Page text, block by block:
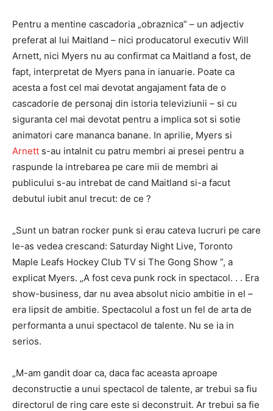
Pentru a mentine cascadoria „obraznica” – un adjectiv
preferat al lui Maitland – nici producatorul executiv Will
Arnett, nici Myers nu au confirmat ca Maitland a fost, de
fapt, interpretat de Myers pana in ianuarie. Poate ca
acesta a fost cel mai devotat angajament fata de o
cascadorie de personaj din istoria televiziunii – si cu
siguranta cel mai devotat pentru a implica sot si sotie
animatori care mananca banane. In aprilie, Myers si
Arnett s-au intalnit cu patru membri ai presei pentru a
raspunde la intrebarea pe care mii de membri ai
publicului s-au intrebat de cand Maitland si-a facut
debutul iubit anul trecut: de ce ?
„Sunt un batran rocker punk si erau cateva lucruri pe care
le-as vedea crescand: Saturday Night Live, Toronto
Maple Leafs Hockey Club TV si The Gong Show ”, a
explicat Myers. „A fost ceva punk rock in spectacol. . . Era
show-business, dar nu avea absolut nicio ambitie in el –
era lipsit de ambitie. Spectacolul a fost un fel de arta de
performanta a unui spectacol de talente. Nu se ia in
serios.
„M-am gandit doar ca, daca fac aceasta aproape
deconstructie a unui spectacol de talente, ar trebui sa fiu
directorul de ring care este si deconstruit. Ar trebui sa fie